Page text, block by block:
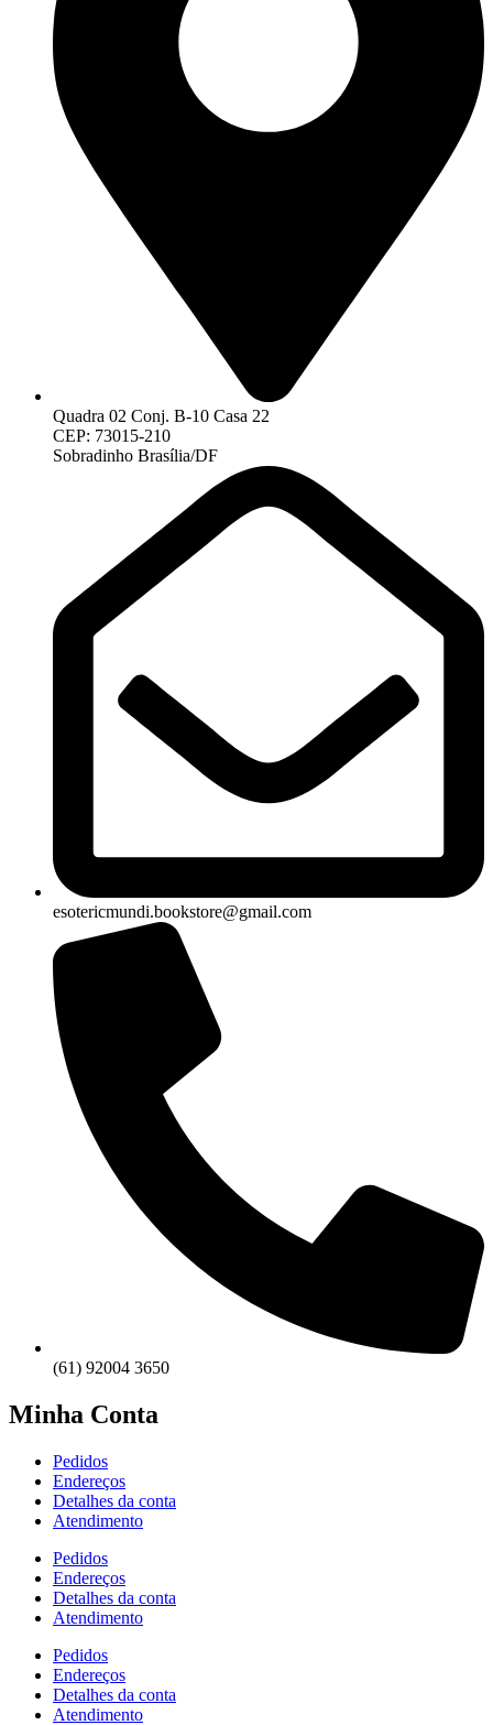
Quadra 02 Conj. B-10 Casa 22
CEP: 73015-210
Sobradinho Brasília/DF
esotericmundi.bookstore@gmail.com
(61) 92004 3650
Minha Conta
Pedidos
Endereços
Detalhes da conta
Atendimento
Pedidos
Endereços
Detalhes da conta
Atendimento
Pedidos
Endereços
Detalhes da conta
Atendimento